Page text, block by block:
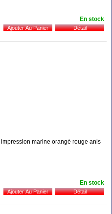
En stock
marine orangé rouge anis
En stock